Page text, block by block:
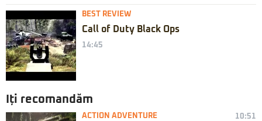
BEST REVIEW
Call of Duty Black Ops
14:45
Iți recomandăm
ACTION ADVENTURE 10:51